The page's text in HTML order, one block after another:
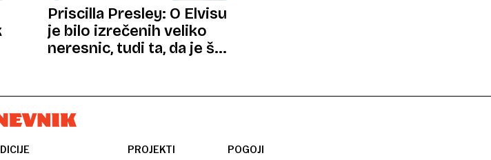
Priscilla Presley: O Elvisu
je bilo izrečenih veliko
neresnic, tudi ta, da je še
PROJEKTI POGOJI